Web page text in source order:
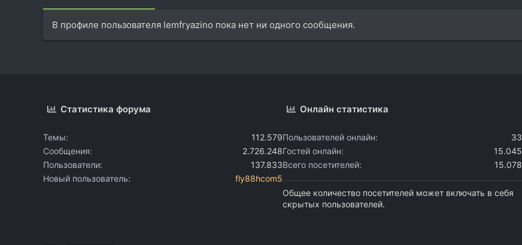
В профиле пользователя lemfryazino пока нет ни одного сообщения.
Статистика форума
Темы
112.579
Сообщения
2.726.248
Пользователи
137.833
Новый пользователь
fly88hcom5
Онлайн статистика
Пользователей онлайн
33
Гостей онлайн
15.045
Всего посетителей
15.078
Общее количество посетителей может включать в себя
скрытых пользователей.